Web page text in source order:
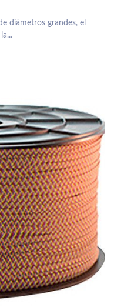
diámetros grandes, el